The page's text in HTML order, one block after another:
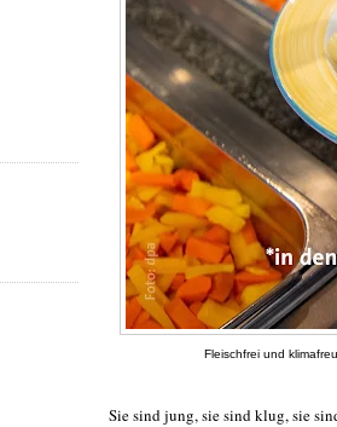
Fleischfrei und
Sie sind jung, sie sind klug, sie